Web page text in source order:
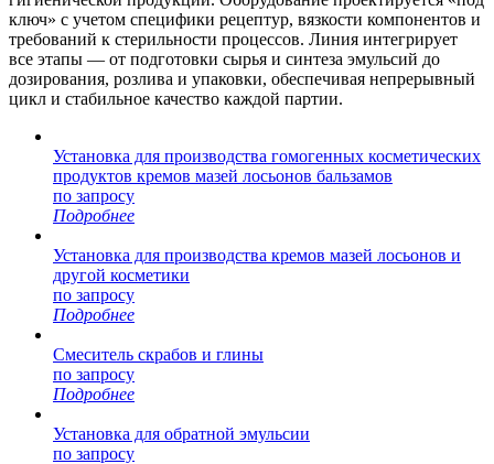
ключ» с учетом специфики рецептур, вязкости компонентов и
требований к стерильности процессов. Линия интегрирует
все этапы — от подготовки сырья и синтеза эмульсий до
дозирования, розлива и упаковки, обеспечивая непрерывный
цикл и стабильное качество каждой партии.
Установка для производства гомогенных косметических
продуктов кремов мазей лосьонов бальзамов
по запросу
Подробнее
Установка для производства кремов мазей лосьонов и
другой косметики
по запросу
Подробнее
Смеситель скрабов и глины
по запросу
Подробнее
Установка для обратной эмульсии
по запросу